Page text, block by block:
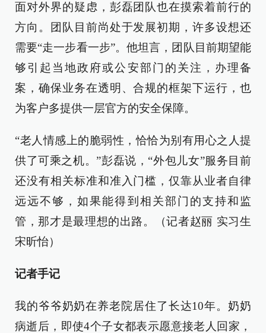
面对外界的疑虑，彭磊团队也在摸索着前行的
方向。团队目前尚处于发展初期，许多设想还
需要“走一步看一步”。他坦言，团队目前期望能
够引起当地政府或公安部门的关注，办理备
案，确保业务在透明、合规的框架下运行，也
为客户多提供一层官方的安全保障。
“老人情感上的脆弱性，恰恰为别有用心之人提
供了可乘之机。”彭磊说，“外包儿女”服务目前
还没有相关标准和准入门槛，仅靠从业者自律
远远不够，如果能得到相关部门的支持和监
管，那才是最理想的出路。（记者赵丽 实习生
宋昕怡）
记者手记
我的爷爷奶奶在养老院居住了长达10年。奶奶
病逝后，即使4个子女都表示愿意接老人回家，